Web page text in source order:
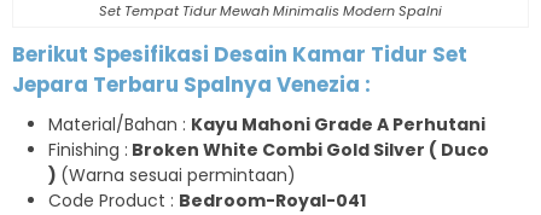
Set Tempat Tidur Mewah Minimalis Modern Spalni
Berikut Spesifikasi Desain Kamar Tidur Set
Jepara Terbaru Spalnya Venezia :
Material/Bahan : Kayu Mahoni Grade A Perhutani
Finishing : Broken White Combi Gold Silver ( Duco
) (Warna sesuai permintaan)
Code Product : Bedroom-Royal-041